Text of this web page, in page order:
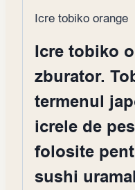
Icre tobiko orange
Icre tobiko
zburator.
termenul
icrele de
folosite
sushi